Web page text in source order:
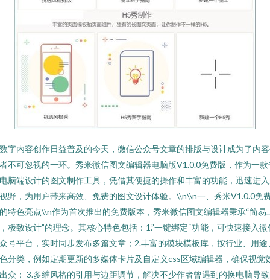
字内容创作日益普及的今天，微信公众号文章的排版与设计成为了内
不可忽视的一环。秀米微信图文编辑器电脑版V1.0.0免费版，作为一款
脑端设计的图文制作工具，凭借其便捷的操作和丰富的功能，迅速进
野，为用户带来高效、免费的图文设计体验。\\n\\n一、秀米V1.0.0免
特色亮点\\n作为首次推出的免费版本，秀米微信图文编辑器秉承“简易
极致设计”的理念。其核心特色包括：1.”一键绑定“功能，可快速接入微
号平台，实时同步发布多篇文章；2.丰富的模块模板库，按行业、用途
分类，例如定期更新的多媒体卡片及自定义css区域编辑器，确保视觉
众； 3.多维风格的引用与边距调节，解决不少作者曾遇到的换电脑导